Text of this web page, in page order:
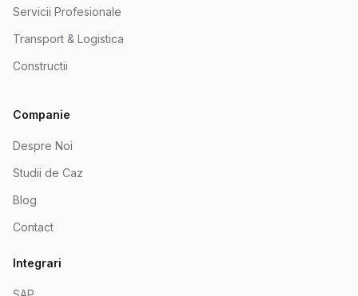
Servicii Profesionale
Transport & Logistica
Constructii
Companie
Despre Noi
Studii de Caz
Blog
Contact
Integrari